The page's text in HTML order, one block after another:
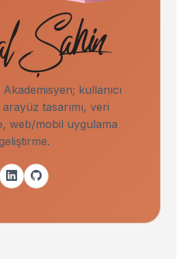
kullanıcı
tasarımı, veri
web/mobil uygulama